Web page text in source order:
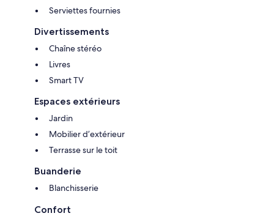
Serviettes fournies
Divertissements
Chaîne stéréo
Livres
Smart TV
Espaces extérieurs
Jardin
Mobilier d’extérieur
Terrasse sur le toit
Buanderie
Blanchisserie
Confort